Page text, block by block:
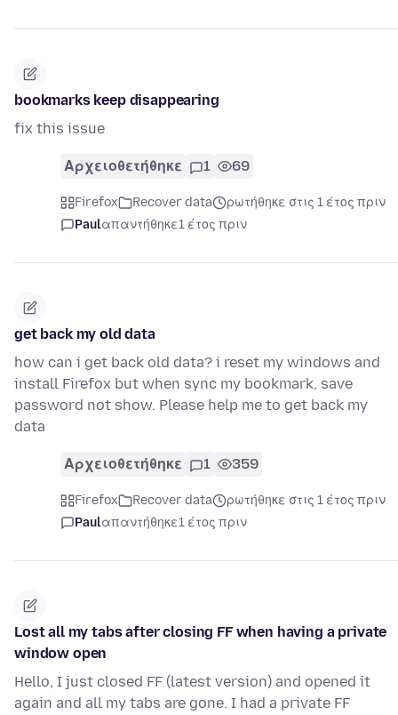
bookmarks keep disappearing
fix this issue
Αρχειοθετήθηκε 1 69
Firefox Recover data
ρωτήθηκε στις 1 έτος πριν
Paulαπαντήθηκε1 έτος πριν
get back my old data
how can i get back old data? i reset my windows and
install Firefox but when sync my bookmark, save
password not show. Please help me to get back my
data
Αρχειοθετήθηκε 1 359
Firefox Recover data
ρωτήθηκε στις 1 έτος πριν
Paulαπαντήθηκε1 έτος πριν
Lost all my tabs after closing FF when having a private
window open
Hello, I just closed FF (latest version) and opened it
again and all my tabs are gone. I had a private FF